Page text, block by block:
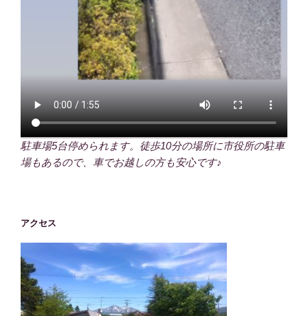
駐車場5台停められます。徒歩10分の場所に市役所の駐車
場もあるので、車でお越しの方も安心です♪
アクセス